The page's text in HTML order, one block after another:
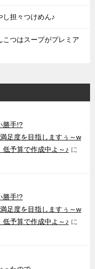
担々つけめん♪
つはスープがプレミア
勝手!?
足度を目指しますぅ～w
予算で作成中よ～♪ に
勝手!?
足度を目指しますぅ～w
予算で作成中よ～♪ に